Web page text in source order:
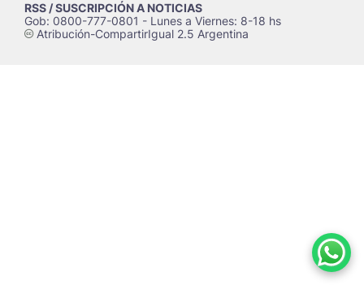
RSS / SUSCRIPCIÓN A NOTICIAS
Gob: 0800-777-0801 - Lunes a Viernes: 8-18 hs
cAtribución-CompartirIgual 2.5 Argentina